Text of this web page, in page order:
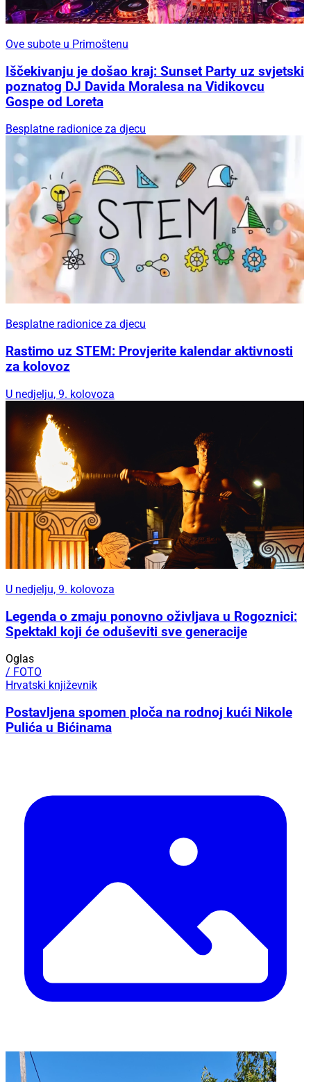
Ove subote u Primoštenu
Iščekivanju je došao kraj: Sunset Party uz svjetski
poznatog DJ Davida Moralesa na Vidikovcu
Gospe od Loreta
Besplatne radionice za djecu
Besplatne radionice za djecu
Rastimo uz STEM: Provjerite kalendar aktivnosti
za kolovoz
U nedjelju, 9. kolovoza
U nedjelju, 9. kolovoza
Legenda o zmaju ponovno oživljava u Rogoznici:
Spektakl koji će oduševiti sve generacije
Oglas
/ FOTO
Hrvatski književnik
Postavljena spomen ploča na rodnoj kući Nikole
Pulića u Bićinama